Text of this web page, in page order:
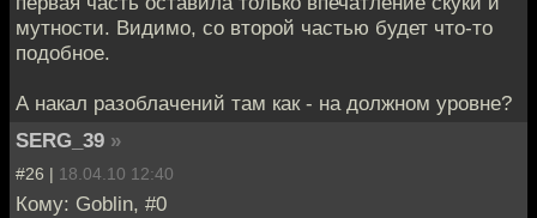
мутности. Видимо, со второй частью будет что-то
подобное.
А накал разоблачений там как - на должном уровне?
SERG_39 »
#26 | 18.04.10 12:40
Кому: Goblin, #0